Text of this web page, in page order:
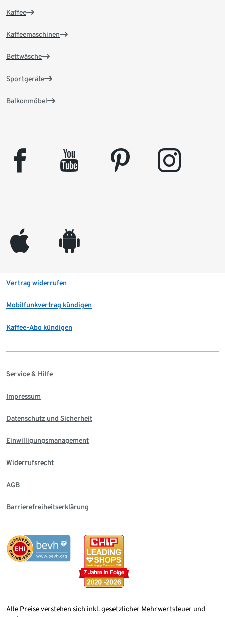
Kaffee
Kaffeemaschinen
Bettwäsche
Sportgeräte
Balkonmöbel
facebook youtube pinterest instagram
appleinc android
Vertrag widerrufen
Mobilfunkvertrag kündigen
Kaffee-Abo kündigen
Service & Hilfe
Impressum
Datenschutz und Sicherheit
Einwilligungsmanagement
Widerrufsrecht
AGB
Barrierefreiheitserklärung
Alle Preise verstehen sich inkl. gesetzlicher Mehrwertsteuer und